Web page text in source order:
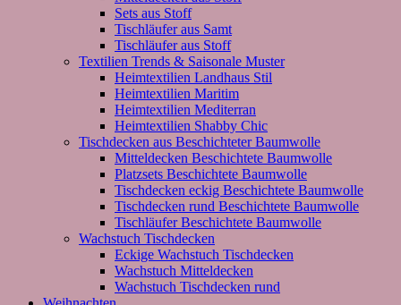
Sets aus Stoff
Tischläufer aus Samt
Tischläufer aus Stoff
Textilien Trends & Saisonale Muster
Heimtextilien Landhaus Stil
Heimtextilien Maritim
Heimtextilien Mediterran
Heimtextilien Shabby Chic
Tischdecken aus Beschichteter Baumwolle
Mitteldecken Beschichtete Baumwolle
Platzsets Beschichtete Baumwolle
Tischdecken eckig Beschichtete Baumwolle
Tischdecken rund Beschichtete Baumwolle
Tischläufer Beschichtete Baumwolle
Wachstuch Tischdecken
Eckige Wachstuch Tischdecken
Wachstuch Mitteldecken
Wachstuch Tischdecken rund